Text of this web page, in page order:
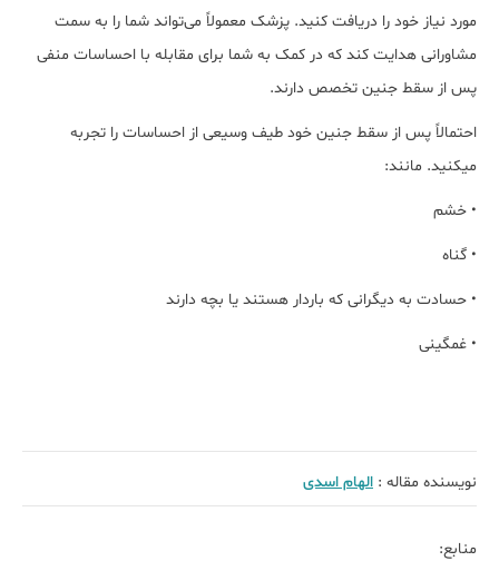
مورد نیاز خود را دریافت کنید. پزشک معمولاً می‌تواند شما را به سمت
مشاورانی هدایت کند که در کمک به شما برای مقابله با احساسات منفی
پس از سقط جنین تخصص دارند.
احتمالاً پس از سقط جنین خود طیف وسیعی از احساسات را تجربه
میکنید. مانند:
• خشم
• گناه
• حسادت به دیگرانی که باردار هستند یا بچه دارند
• غمگینی
نویسنده مقاله : الهام اسدی
منابع: